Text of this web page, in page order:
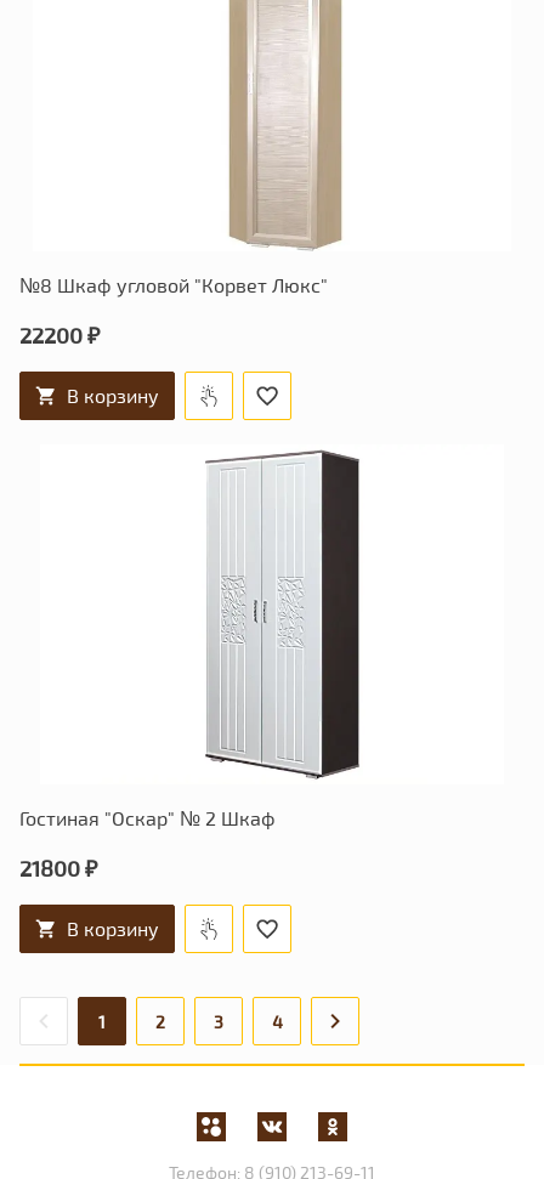
№8 Шкаф угловой "Корвет Люкс"
22200 ₽
В корзину
Гостиная "Оскар" № 2 Шкаф
21800 ₽
В корзину
1 2 3 4
Телефон: 8 (910) 213-69-11